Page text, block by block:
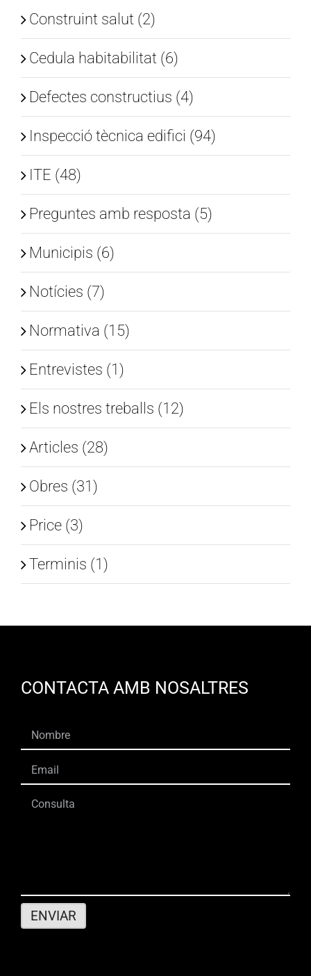
Construint salut (2)
Cedula habitabilitat (6)
Defectes constructius (4)
Inspecció tècnica edifici (94)
ITE (48)
Preguntes amb resposta (5)
Municipis (6)
Notícies (7)
Normativa (15)
Entrevistes (1)
Els nostres treballs (12)
Articles (28)
Obres (31)
Price (3)
Terminis (1)
CONTACTA AMB NOSALTRES